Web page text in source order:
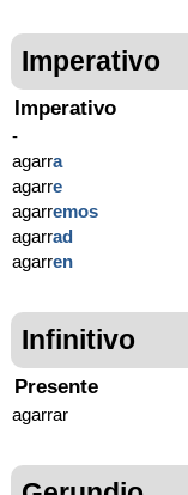
Imperativo
Imperativo
-
agarra
agarre
agarremos
agarrad
agarren
Infinitivo
Presente
agarrar